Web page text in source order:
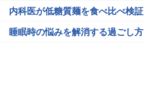
内科医が低糖質麺を食べ比べ検証
睡眠時の悩みを解消する過ごし方